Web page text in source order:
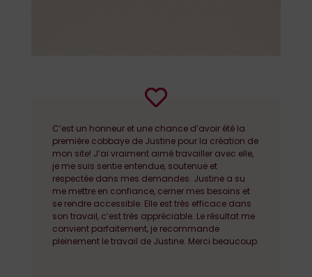
C’est un honneur et une chance d’avoir été la
première cobbaye de Justine pour la création de
mon site! J’ai vraiment aimé travailler avec elle,
je me suis sentie entendue, soutenue et
respectée dans mes demandes. Justine a su
me mettre en confiance, cerner mes besoins et
se rendre accessible. Elle est très efficace dans
son travail, c’est très appréciable. Le résultat me
convient parfaitement, je recommande
pleinement le travail de Justine. Merci beaucoup.